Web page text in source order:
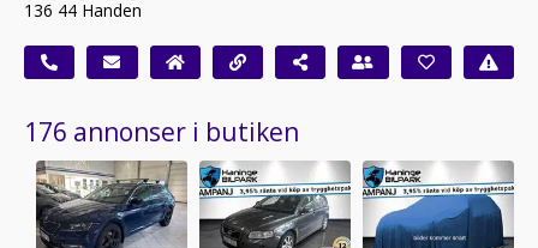
136 44 Handen
176 annonser i butiken